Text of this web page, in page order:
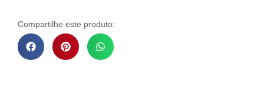
Compartilhe este produto: